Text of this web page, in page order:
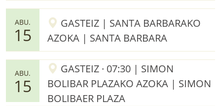
ABU.
15
GASTEIZ | SANTA BARBARAKO
AZOKA | SANTA BARBARA
ABU.
15
GASTEIZ · 07:30 | SIMON
BOLIBAR PLAZAKO AZOKA | SIMON
BOLIBAER PLAZA